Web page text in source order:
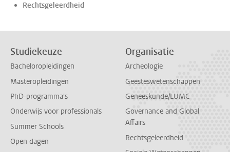
Rechtsgeleerdheid
Studiekeuze
Bacheloropleidingen
Masteropleidingen
PhD-programma's
Onderwijs voor professionals
Summer Schools
Open dagen
Organisatie
Archeologie
Geesteswetenschappen
Geneeskunde/LUMC
Governance and Global
Affairs
Rechtsgeleerdheid